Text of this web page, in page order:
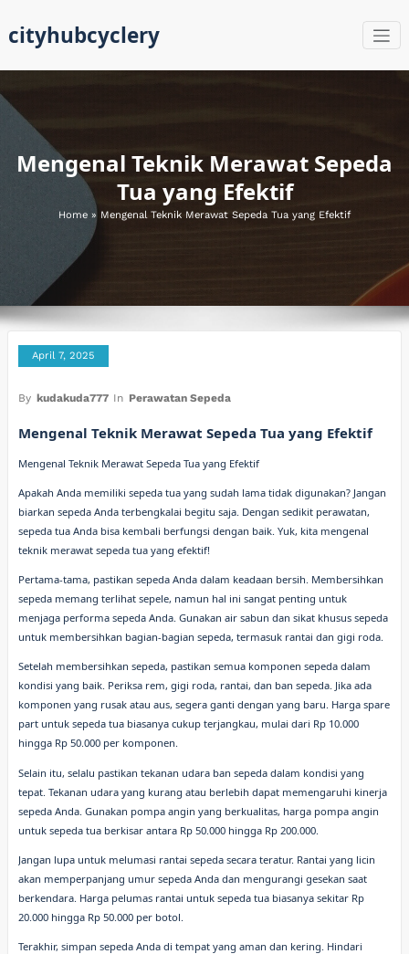
content
cityhubcyclery
Mengenal Teknik Merawat Sepeda
Tua yang Efektif
Home » Mengenal Teknik Merawat Sepeda Tua yang Efektif
April 7, 2025
By kudakuda777 In Perawatan Sepeda
Mengenal Teknik Merawat Sepeda Tua yang Efektif
Mengenal Teknik Merawat Sepeda Tua yang Efektif
Apakah Anda memiliki sepeda tua yang sudah lama tidak digunakan? Jangan
biarkan sepeda Anda terbengkalai begitu saja. Dengan sedikit perawatan,
sepeda tua Anda bisa kembali berfungsi dengan baik. Yuk, kita mengenal
teknik merawat sepeda tua yang efektif!
Pertama-tama, pastikan sepeda Anda dalam keadaan bersih. Membersihkan
sepeda memang terlihat sepele, namun hal ini sangat penting untuk
menjaga performa sepeda Anda. Gunakan air sabun dan sikat khusus sepeda
untuk membersihkan bagian-bagian sepeda, termasuk rantai dan gigi roda.
Setelah membersihkan sepeda, pastikan semua komponen sepeda dalam
kondisi yang baik. Periksa rem, gigi roda, rantai, dan ban sepeda. Jika ada
komponen yang rusak atau aus, segera ganti dengan yang baru. Harga spare
part untuk sepeda tua biasanya cukup terjangkau, mulai dari Rp 10.000
hingga Rp 50.000 per komponen.
Selain itu, selalu pastikan tekanan udara ban sepeda dalam kondisi yang
tepat. Tekanan udara yang kurang atau berlebih dapat memengaruhi kinerja
sepeda Anda. Gunakan pompa angin yang berkualitas, harga pompa angin
untuk sepeda tua berkisar antara Rp 50.000 hingga Rp 200.000.
Jangan lupa untuk melumasi rantai sepeda secara teratur. Rantai yang licin
akan memperpanjang umur sepeda Anda dan mengurangi gesekan saat
berkendara. Harga pelumas rantai untuk sepeda tua biasanya sekitar Rp
20.000 hingga Rp 50.000 per botol.
Terakhir, simpan sepeda Anda di tempat yang aman dan kering. Hindari